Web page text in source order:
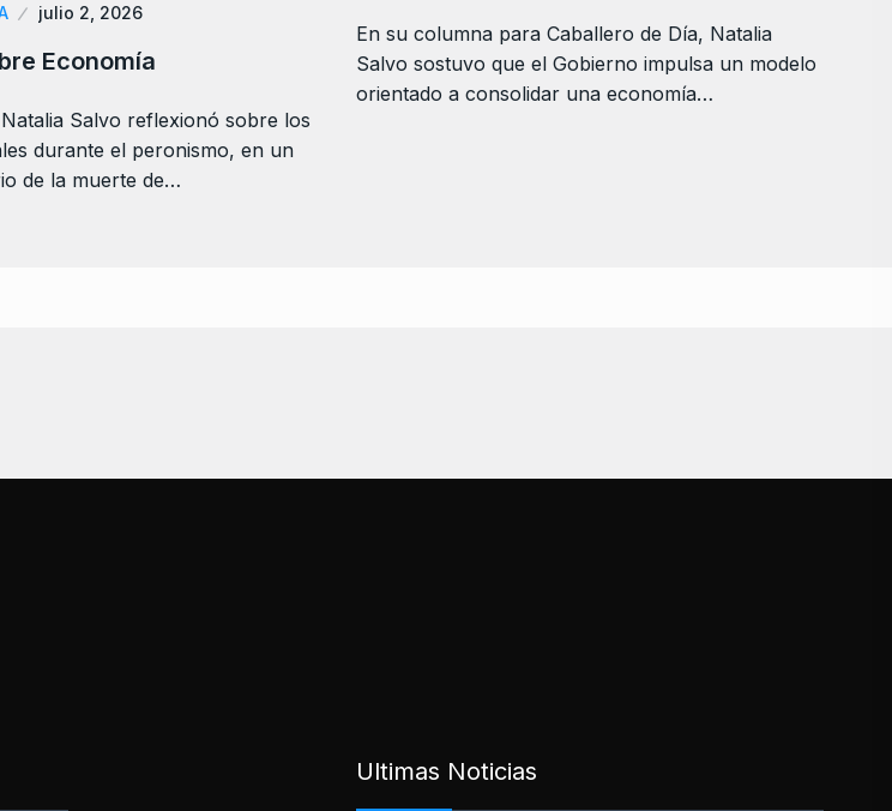
julio 2, 2026
Economía
Salvo reflexionó sobre los
durante el peronismo, en un
de la muerte de…
En su columna para Caballero de Día, Natalia
Salvo sostuvo que el Gobierno impulsa un modelo
orientado a consolidar una economía…
Ultimas Noticias